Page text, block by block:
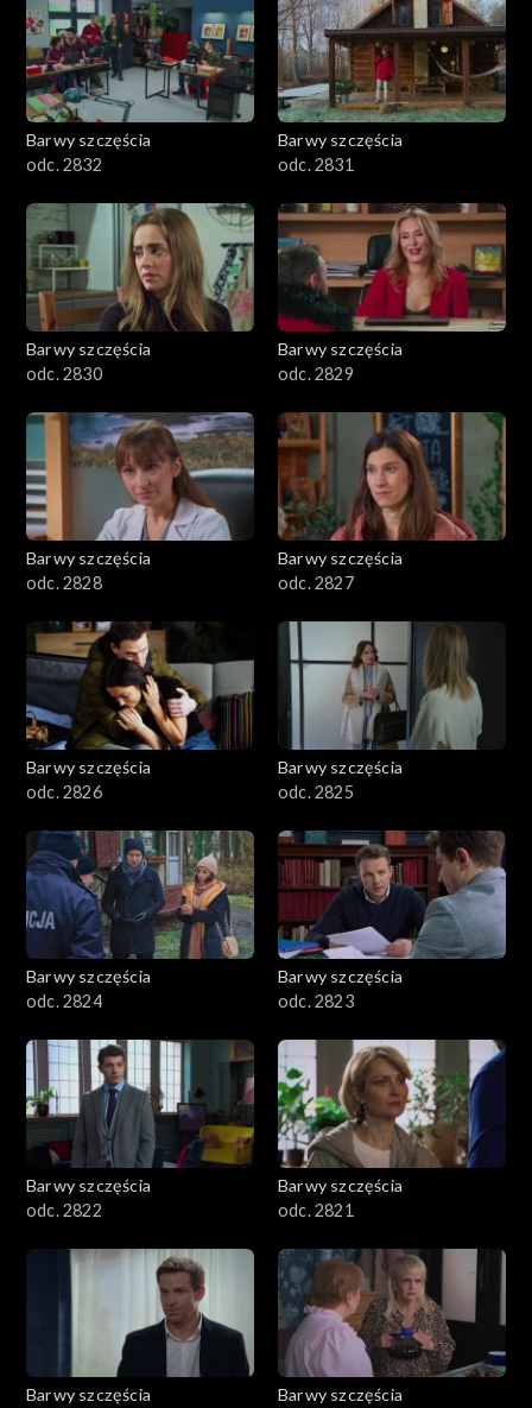
Barwy szczęścia
odc. 2832
Barwy szczęścia
odc. 2831
Barwy szczęścia
odc. 2830
Barwy szczęścia
odc. 2829
Barwy szczęścia
odc. 2828
Barwy szczęścia
odc. 2827
Barwy szczęścia
odc. 2826
Barwy szczęścia
odc. 2825
Barwy szczęścia
odc. 2824
Barwy szczęścia
odc. 2823
Barwy szczęścia
odc. 2822
Barwy szczęścia
odc. 2821
Barwy szczęścia
Barwy szczęścia